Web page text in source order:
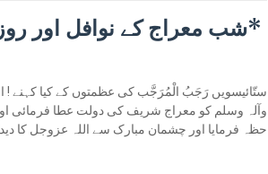
*شب معراج کے نوافل اور
ستّائیسویں رَجَبُ الْمُرَجَّب کی عظمتوں کے کیا کہنے !
وآلہ وسلم کو معراج شریف کی دولت عطا فرمائی اور
حظہ فرمایا اور چشمان مبارک سے اللہ عزوجل کا